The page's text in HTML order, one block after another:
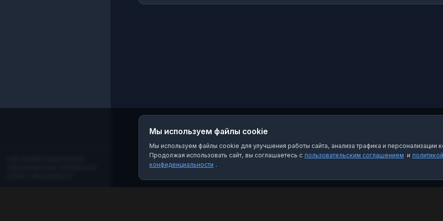
Мы используем файлы cookie
Мы используем файлы cookie для улучшения работы сайта, анализа трафика и персонализации
Продолжая использовать сайт, вы соглашаетесь с пользовательским соглашением и политикой
конфиденциальности .